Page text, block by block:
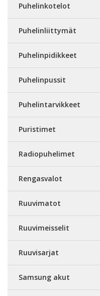
Puhelinkotelot
Puhelinliittymät
Puhelinpidikkeet
Puhelinpussit
Puhelintarvikkeet
Puristimet
Radiopuhelimet
Rengasvalot
Ruuvimatot
Ruuvimeisselit
Ruuvisarjat
Samsung akut